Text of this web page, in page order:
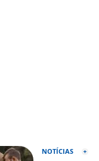
NOTÍCIAS